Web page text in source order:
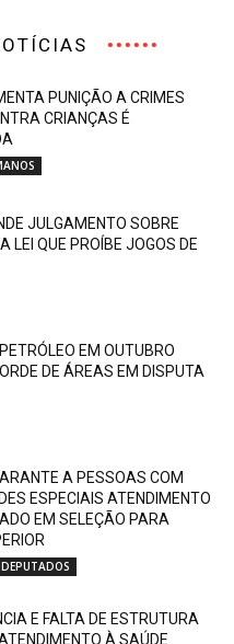
PUNIÇÃO A CRIMES
CRIANÇAS É
JULGAMENTO SOBRE
LEI QUE PROÍBE JOGOS DE
EM OUTUBRO
DE ÁREAS EM DISPUTA
A PESSOAS COM
ESPECIAIS ATENDIMENTO
EM SELEÇÃO PARA
E FALTA DE ESTRUTURA
À SAÚDE